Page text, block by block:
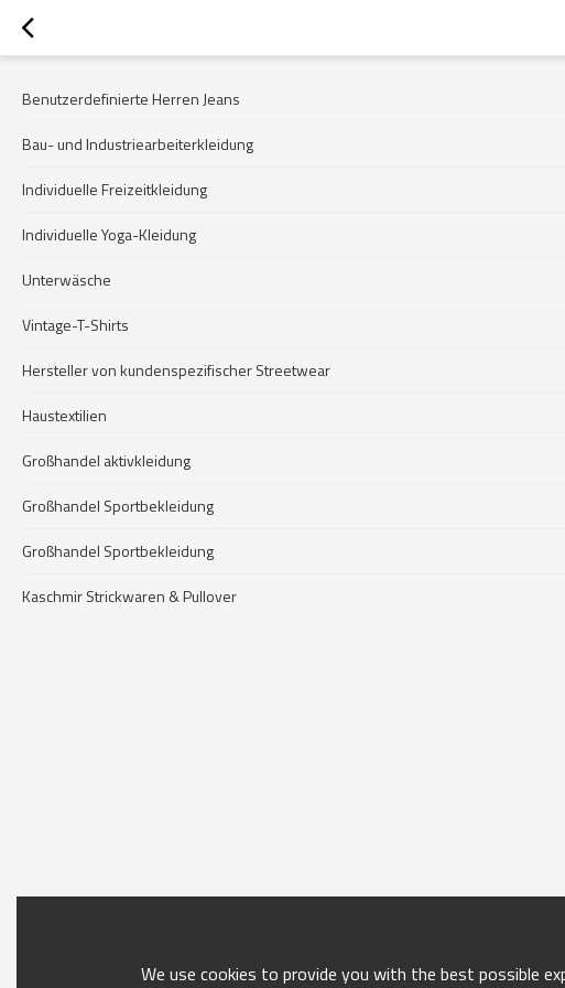
Benutzerdefinierte Herren Jeans
Bau- und Industriearbeiterkleidung
Individuelle Freizeitkleidung
Individuelle Yoga-Kleidung
Unterwäsche
Vintage-T-Shirts
Hersteller von kundenspezifischer Streetwear
Haustextilien
Großhandel aktivkleidung
Großhandel Sportbekleidung
Großhandel Sportbekleidung
Kaschmir Strickwaren & Pullover
We use cookies to provide you with the best possible